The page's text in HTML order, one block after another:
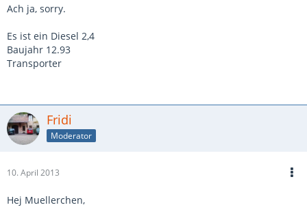
Ach ja, sorry.
Es ist ein Diesel 2,4
Baujahr 12.93
Transporter
Fridi
Moderator
10. April 2013
Hej Muellerchen,